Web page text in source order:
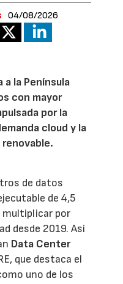
04/08/2026
a la Península
con mayor
por la
cloud y la
de datos
de 4,5
multiplicar por
desde 2019. Así
Data Center
que destaca el
uno de los